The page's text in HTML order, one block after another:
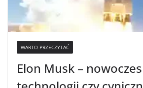
WARTO PRZECZYTAĆ
Elon Musk –